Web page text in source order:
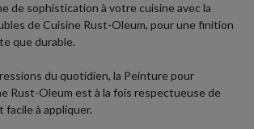
de sophistication à votre cuisine avec la
de Cuisine Rust-Oleum, pour une finition
que durable.
du quotidien, la Peinture pour
Rust-Oleum est à la fois respectueuse de
à appliquer.